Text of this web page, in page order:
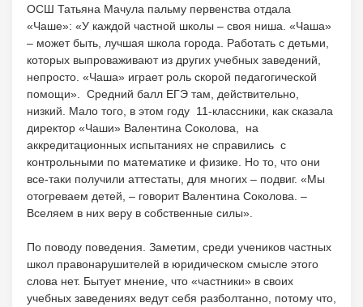
ОСШ Татьяна Мачула пальму первенства отдала
«Чаше»: «У каждой частной школы – своя ниша. «Чаша»
– может быть, лучшая школа города. Работать с детьми,
которых выпроваживают из других учебных заведений,
непросто. «Чаша» играет роль скорой педагогической
помощи». Средний балл ЕГЭ там, действительно,
низкий. Мало того, в этом году 11-классники, как сказала
директор «Чаши» Валентина Соколова, на
аккредитационных испытаниях не справились с
контрольными по математике и физике. Но то, что они
все-таки получили аттестаты, для многих – подвиг. «Мы
отогреваем детей, – говорит Валентина Соколова. –
Вселяем в них веру в собственные силы».
По поводу поведения. Заметим, среди учеников частных
школ правонарушителей в юридическом смысле этого
слова нет. Бытует мнение, что «частники» в своих
учебных заведениях ведут себя разболтанно, потому что,